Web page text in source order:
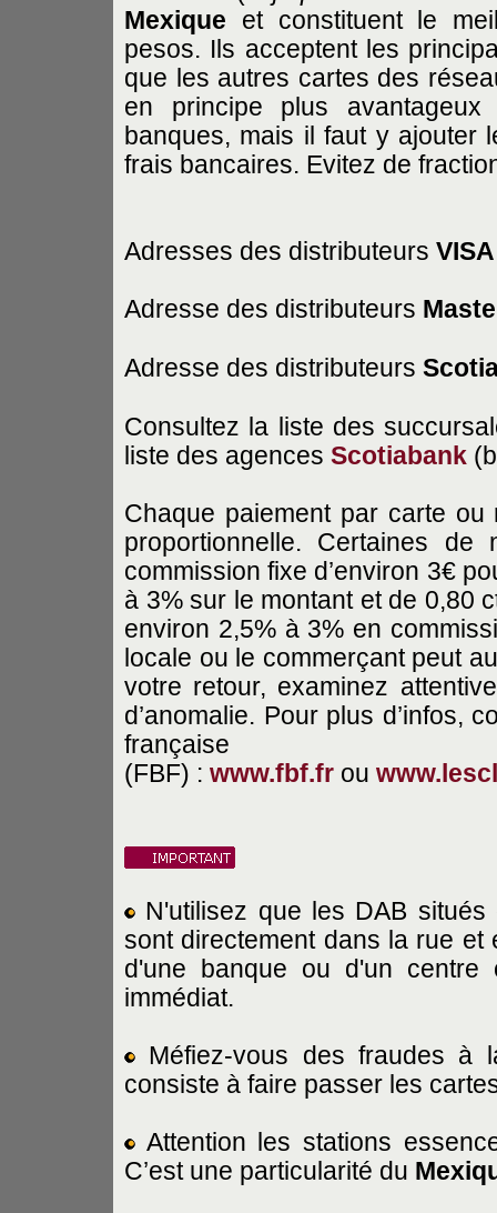
Mexique et constituent le
pesos. Ils acceptent les
que les autres cartes des
en principe plus
banques, mais il faut y ajouter
frais bancaires. Evitez de
Adresses des distributeurs
Adresse des distributeurs
Adresse des distributeurs
Consultez la liste des
liste des agences Scotiabank
Chaque paiement par carte
proportionnelle. Certaines
commission fixe d’environ 3€
à 3% sur le montant et de 0,80
environ 2,5% à 3% en
locale ou le commerçant peut
votre retour, examinez
d’anomalie. Pour plus d’infos,
française
(FBF) : www.fbf.fr ou
N'utilisez que les DAB
sont directement dans la rue
d'une banque ou d'un centre
immédiat.
Méfiez-vous des fraudes à
consiste à faire passer les
Attention les stations
C’est une particularité du